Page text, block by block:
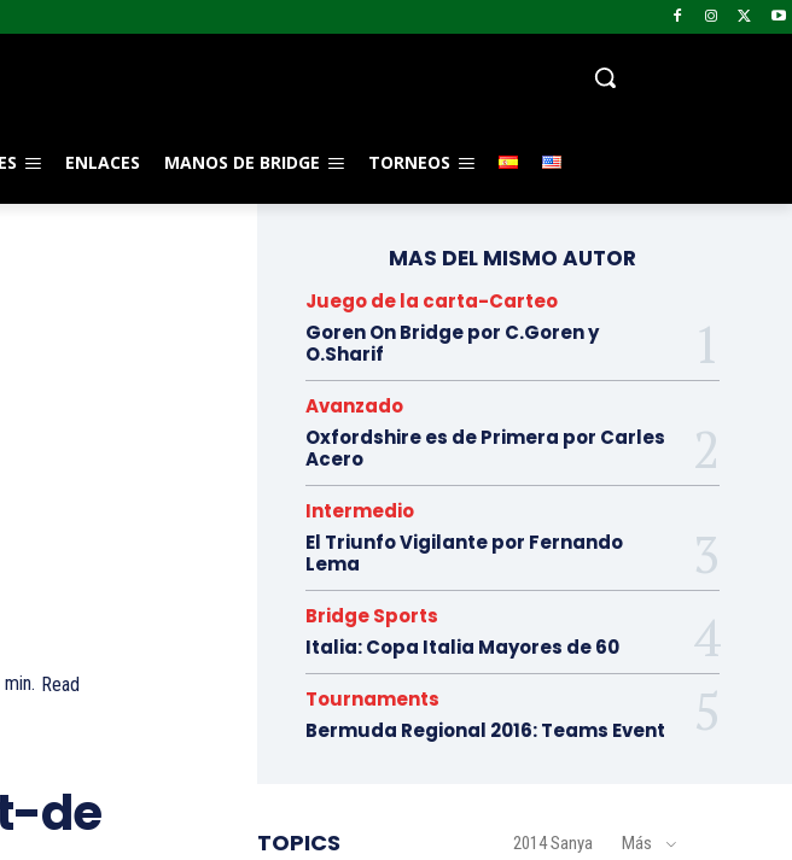
ENLACES MANOS DE BRIDGE TORNEOS
min. Read
de
MAS DEL MISMO AUTOR
Juego de la carta-Carteo
Goren On Bridge por C.Goren y
O.Sharif
Avanzado
Oxfordshire es de Primera por Carles
Acero
Intermedio
El Triunfo Vigilante por Fernando
Lema
Bridge Sports
Italia: Copa Italia Mayores de 60
Tournaments
Bermuda Regional 2016: Teams Event
TOPICS 2014 Sanya Más